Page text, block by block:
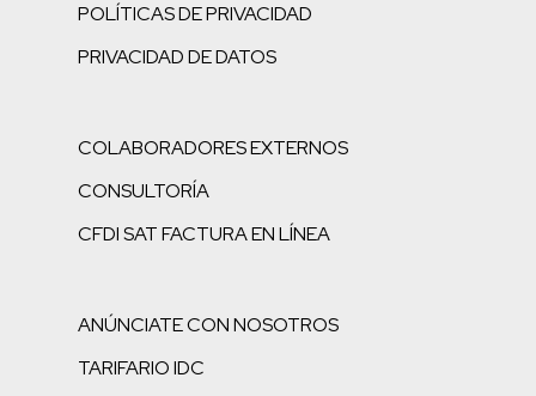
POLÍTICAS DE PRIVACIDAD
PRIVACIDAD DE DATOS
COLABORADORES EXTERNOS
CONSULTORÍA
CFDI SAT FACTURA EN LÍNEA
ANÚNCIATE CON NOSOTROS
TARIFARIO IDC